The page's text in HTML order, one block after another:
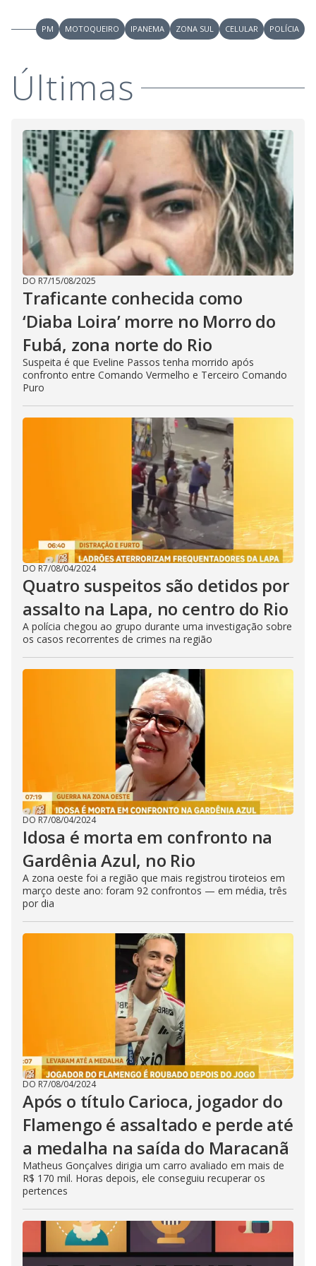
V
o
o
PM MOTOQUEIRO IPANEMA ZONA SUL CELULAR POLÍCIA
Últimas
DO R7/15/08/2025
Traficante conhecida como
‘Diaba Loira’ morre no Morro do
Fubá, zona norte do Rio
Suspeita é que Eveline Passos tenha morrido após
confronto entre Comando Vermelho e Terceiro Comando
Puro
DO R7/08/04/2024
Quatro suspeitos são detidos por
assalto na Lapa, no centro do Rio
A polícia chegou ao grupo durante uma investigação sobre
os casos recorrentes de crimes na região
DO R7/08/04/2024
Idosa é morta em confronto na
Gardênia Azul, no Rio
A zona oeste foi a região que mais registrou tiroteios em
março deste ano: foram 92 confrontos — em média, três
por dia
DO R7/08/04/2024
Após o título Carioca, jogador do
Flamengo é assaltado e perde até
a medalha na saída do Maracanã
Matheus Gonçalves dirigia um carro avaliado em mais de
R$ 170 mil. Horas depois, ele conseguiu recuperar os
pertences